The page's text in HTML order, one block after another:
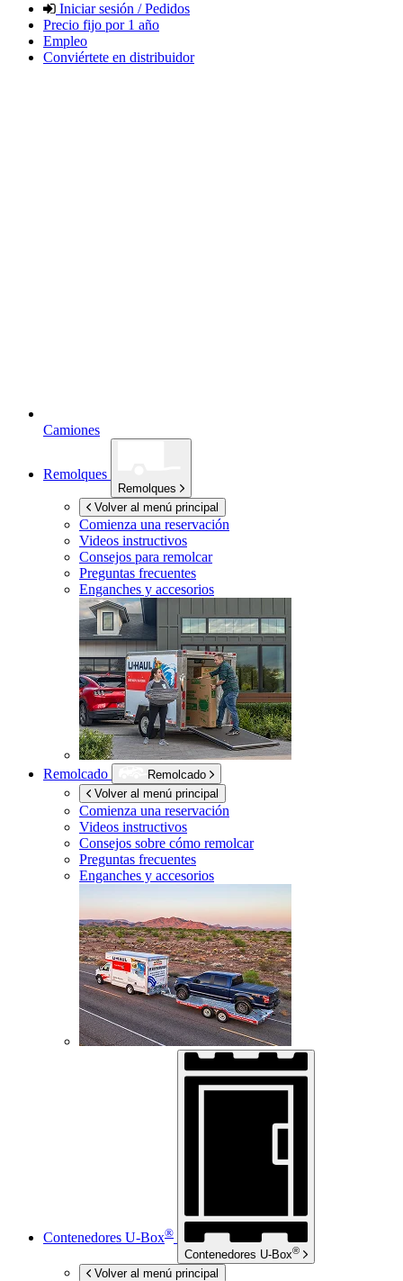
Iniciar sesión / Pedidos
Precio fijo por 1 año
Empleo
Conviértete en distribuidor
Camiones
Remolques
Remolques
Volver al menú principal
Comienza una reservación
Videos instructivos
Consejos para remolcar
Preguntas frecuentes
Enganches y accesorios
Remolcado
Remolcado
Volver al menú principal
Comienza una reservación
Videos instructivos
Consejos sobre cómo remolcar
Preguntas frecuentes
Enganches y accesorios
Contenedores U-Box®
Contenedores U-Box®
Volver al menú principal